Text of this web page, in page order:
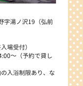
字湯ノ沢19（弘前
場受付）
～（予約で貸し
入浴制限あり、な